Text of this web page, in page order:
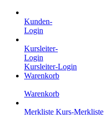
Kunden-
Login
Kursleiter-
Login
Kursleiter-Login
Warenkorb
Warenkorb
Merkliste Kurs-Merkliste